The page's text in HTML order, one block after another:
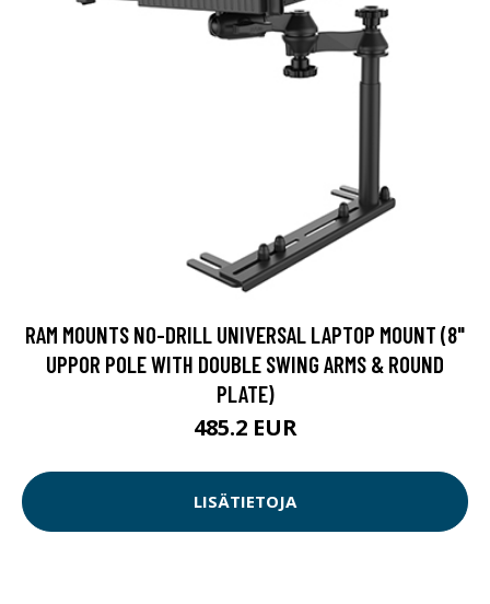
RAM MOUNTS NO-DRILL UNIVERSAL LAPTOP MOUNT (8"
UPPOR POLE WITH DOUBLE SWING ARMS & ROUND
PLATE)
485.2 EUR
LISÄTIETOJA